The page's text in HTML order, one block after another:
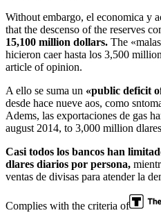
Without embargo, el economica y
that the descenso of the reserves
15,100 million dollars. The
hicieron caer hasta los 3,500
article of opinion.
A ello se suma un «public deficit
desde hace nueve aos, como
Adems, las exportaciones de gas
august 2014, to 3,000 million
Casi todos los bancos han
dlares diarios por persona,
ventas de divisas para atender la
Complies with the criteria of